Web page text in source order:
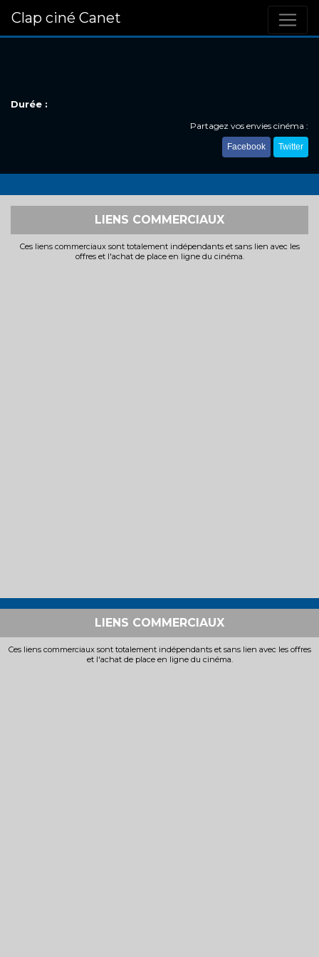
Clap ciné Canet
Durée :
Partagez vos envies cinéma :
Facebook Twitter
LIENS COMMERCIAUX
Ces liens commerciaux sont totalement indépendants et sans lien avec les
offres et l'achat de place en ligne du cinéma.
LIENS COMMERCIAUX
Ces liens commerciaux sont totalement indépendants et sans lien avec les offres
et l'achat de place en ligne du cinéma.